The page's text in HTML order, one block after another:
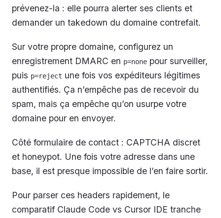
prévenez-la : elle pourra alerter ses clients et
demander un takedown du domaine contrefait.
Sur votre propre domaine, configurez un
enregistrement DMARC en p=none pour surveiller,
puis p=reject une fois vos expéditeurs légitimes
authentifiés. Ça n’empêche pas de recevoir du
spam, mais ça empêche qu’on usurpe votre
domaine pour en envoyer.
Côté formulaire de contact : CAPTCHA discret
et honeypot. Une fois votre adresse dans une
base, il est presque impossible de l’en faire sortir.
Pour parser ces headers rapidement, le
comparatif Claude Code vs Cursor IDE tranche